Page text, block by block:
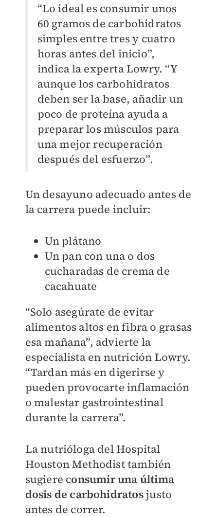
“Lo ideal es consumir unos
60 gramos de carbohidratos
simples entre tres y cuatro
horas antes del inicio”,
indica la experta Lowry. “Y
aunque los carbohidratos
deben ser la base, añadir un
poco de proteína ayuda a
preparar los músculos para
una mejor recuperación
después del esfuerzo”.
Un desayuno adecuado antes de
la carrera puede incluir:
Un plátano
Un pan con una o dos
cucharadas de crema de
cacahuate
“Solo asegúrate de evitar
alimentos altos en fibra o grasas
esa mañana”, advierte la
especialista en nutrición Lowry.
“Tardan más en digerirse y
pueden provocarte inflamación
o malestar gastrointestinal
durante la carrera”.
La nutrióloga del Hospital
Houston Methodist también
sugiere consumir una última
dosis de carbohidratosjusto
antes de correr.